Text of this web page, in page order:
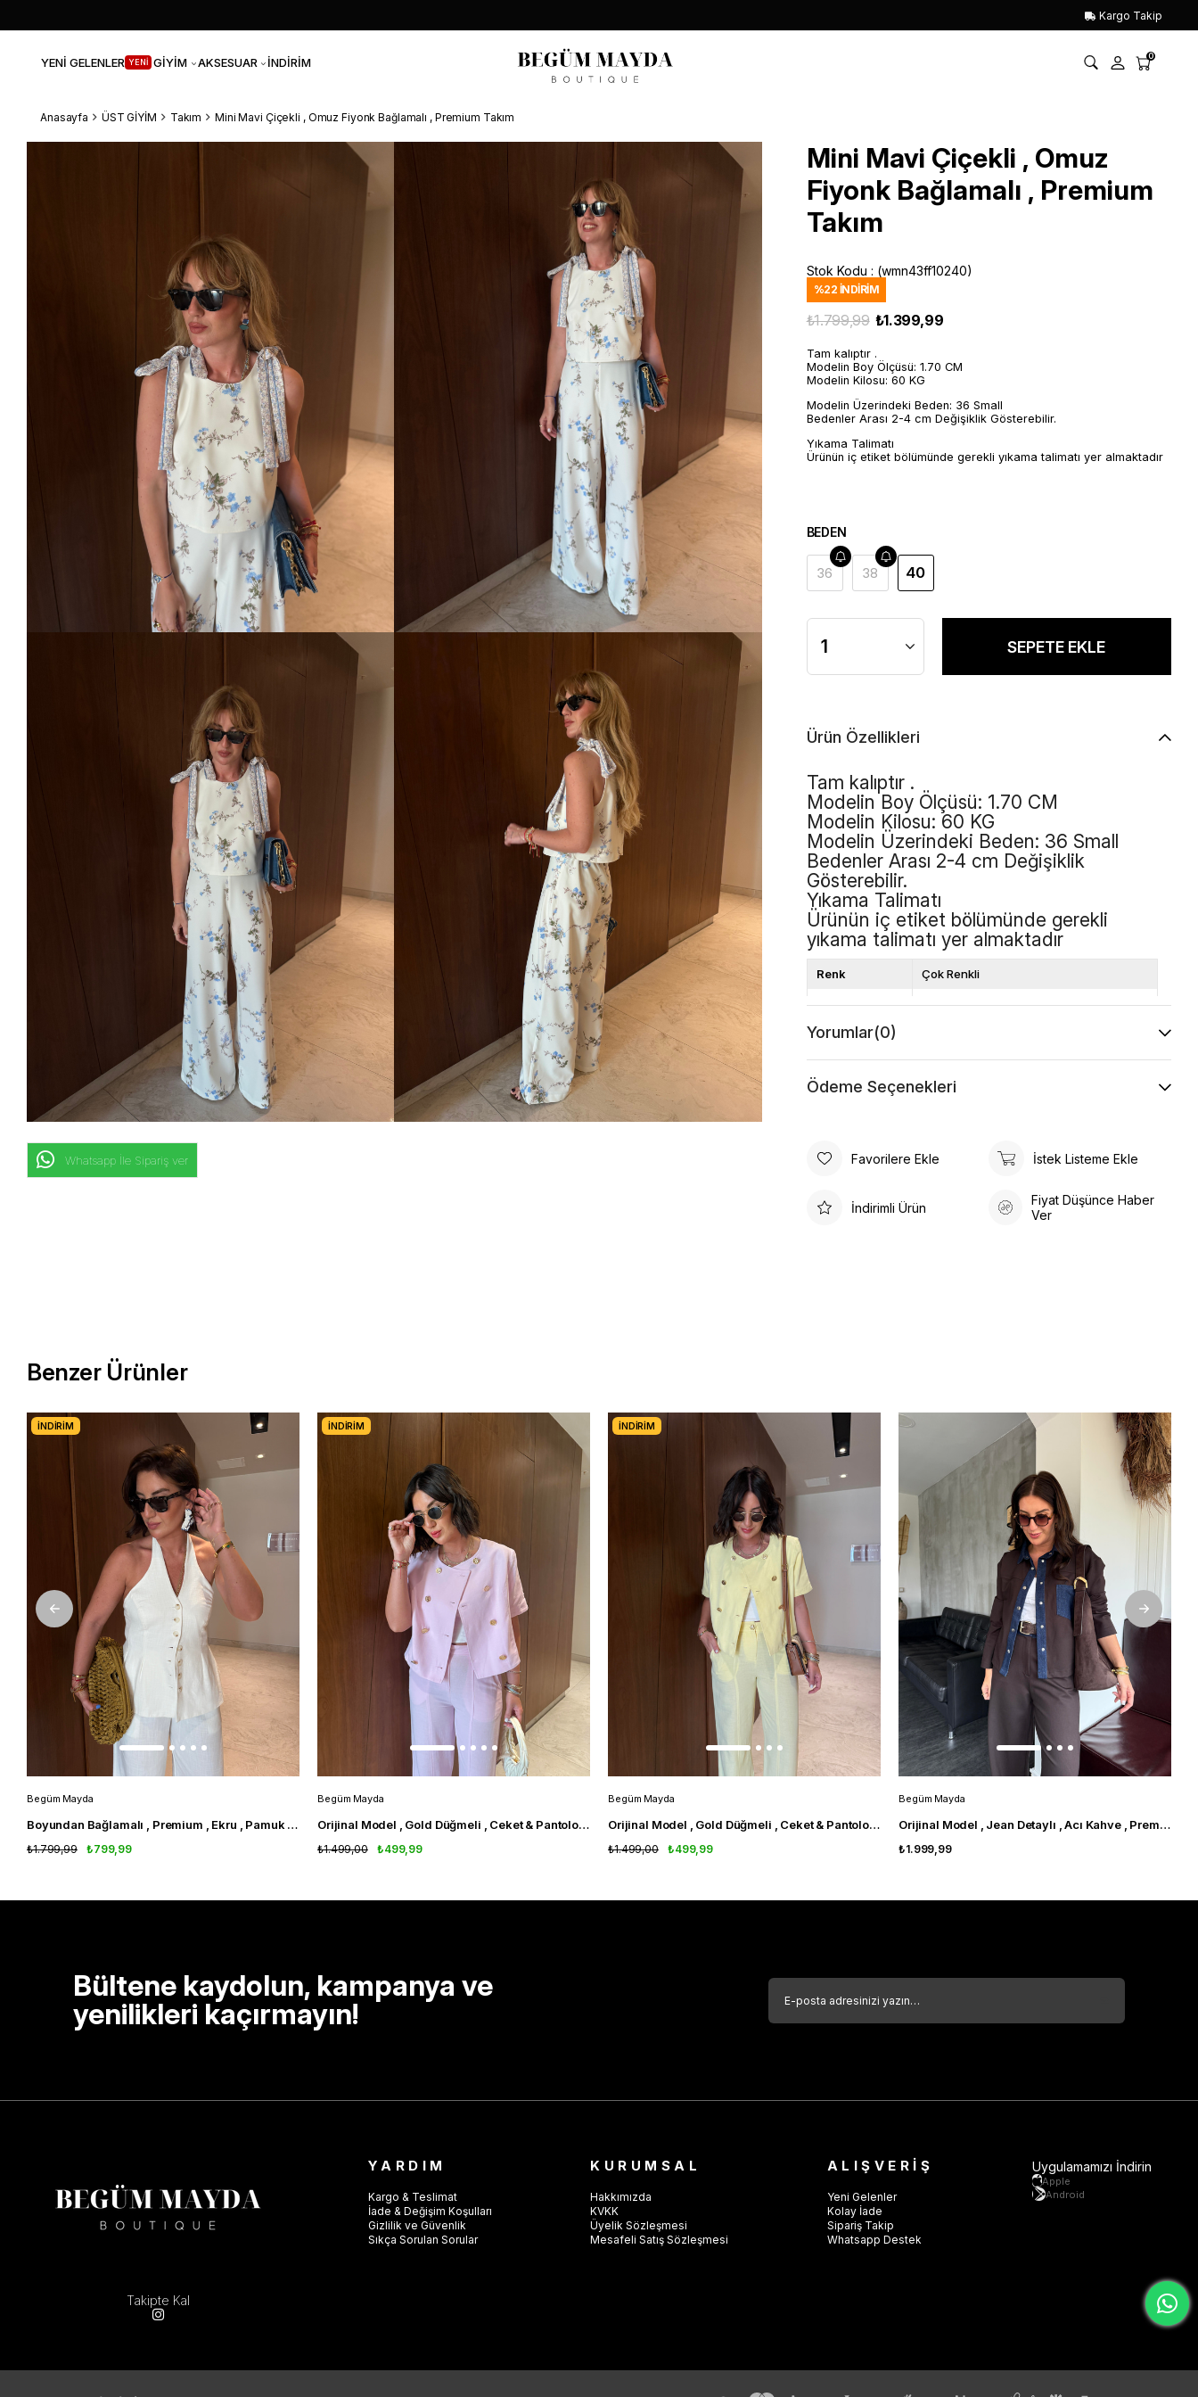
Kargo Takip
YENİ GELENLER YENİ GİYİM AKSESUAR İNDİRİM 0
Anasayfa ÜST GİYİM Takım Mini Mavi Çiçekli , Omuz Fiyonk Bağlamalı , Premium Takım
Whatsapp İle Sipariş ver
Mini Mavi Çiçekli , Omuz
Fiyonk Bağlamalı , Premium
Takım
Stok Kodu (wmn43ff10240)
%22 İNDIRIM
₺1.799,99 ₺1.399,99
Tam kalıptır .
Modelin Boy Ölçüsü: 1.70 CM
Modelin Kilosu: 60 KG
Modelin Üzerindeki Beden: 36 Small
Bedenler Arası 2-4 cm Değişiklik Gösterebilir.
Yıkama Talimatı
Ürünün iç etiket bölümünde gerekli yıkama talimatı yer almaktadır
BEDEN
36 38 40
Ürün Özellikleri
Tam kalıptır .
Modelin Boy Ölçüsü: 1.70 CM
Modelin Kilosu: 60 KG
Modelin Üzerindeki Beden: 36 Small
Bedenler Arası 2-4 cm Değişiklik
Gösterebilir.
Yıkama Talimatı
Ürünün iç etiket bölümünde gerekli
yıkama talimatı yer almaktadır
Renk Çok Renkli
Kalıp Bol Kalıp
Boy
Desen Çiçek Desen Çiçekli
Yorumlar(0)
Ödeme Seçenekleri
Favorilere Ekle İstek Listeme Ekle
İndirimli Ürün
Fiyat Düşünce Haber
Ver
Benzer Ürünler
Begüm Mayda
Boyundan Bağlamalı , Premium , Ekru , Pamuk Keten Takım
₺799,99
₺1.799,99
İNDIRIM
Begüm Mayda
Orijinal Model , Gold Düğmeli , Ceket & Pantolon , Pembe Takım
₺499,99
₺1.499,00
İNDIRIM
Begüm Mayda
Orijinal Model , Gold Düğmeli , Ceket & Pantolon , Sarı Takım
₺499,99
₺1.499,00
İNDIRIM
Begüm Mayda
Orijinal Model , Jean Detaylı , Acı Kahve , Premium Takım
₺1.999,99
Bültene kaydolun, kampanya ve
yenilikleri kaçırmayın!
Takipte Kal
YARDIM
Kargo & Teslimat
İade & Değişim Koşulları
Gizlilik ve Güvenlik
Sıkça Sorulan Sorular
KURUMSAL
Hakkımızda
KVKK
Üyelik Sözleşmesi
Mesafeli Satış Sözleşmesi
ALIŞVERİŞ
Yeni Gelenler
Kolay İade
Sipariş Takip
Whatsapp Destek
Uygulamamızı İndirin
Apple
Android